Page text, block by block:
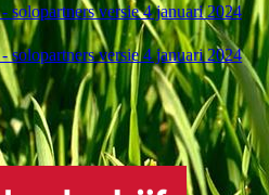
solopartners versie 4 januari 2024
solopartners versie 4 januari 2024